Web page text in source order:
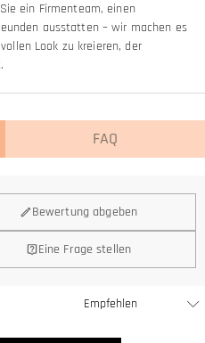
ein Firmenteam, einen
ausstatten – wir machen es
Look zu kreieren, der
FAQ
Bewertung abgeben
Eine Frage stellen
Kosten zu eliminieren,
verbunden sind (Miete,
für das Produkt?